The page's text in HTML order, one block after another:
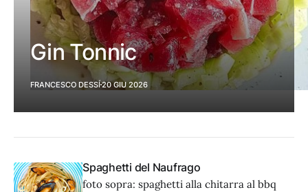
Gin Tonnic
FRANCESCO DESSÍ 20 GIU 2026
Spaghetti del Naufrago
foto sopra: spaghetti alla chitarra al bbq